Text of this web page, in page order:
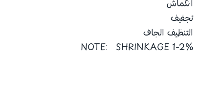
انكماش
تجفيف
التنظيف الجاف
NOTE: SHRINKAGE 1-2%